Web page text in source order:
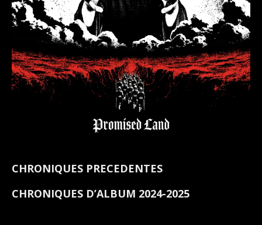
CHRONIQUES PRECEDENTES
CHRONIQUES D’ALBUM 2024-2025